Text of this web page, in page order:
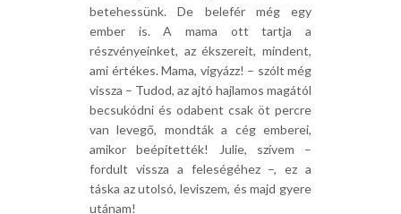
betehessünk. De belefér még egy
ember is. A mama ott tartja a
részvényeinket, az ékszereit, mindent,
ami értékes. Mama, vigyázz! – szólt még
vissza – Tudod, az ajtó hajlamos magától
becsukódni és odabent csak öt percre
van levegő, mondták a cég emberei,
amikor beépítették! Julie, szívem –
fordult vissza a feleségéhez –, ez a
táska az utolsó, leviszem, és majd gyere
utánam!